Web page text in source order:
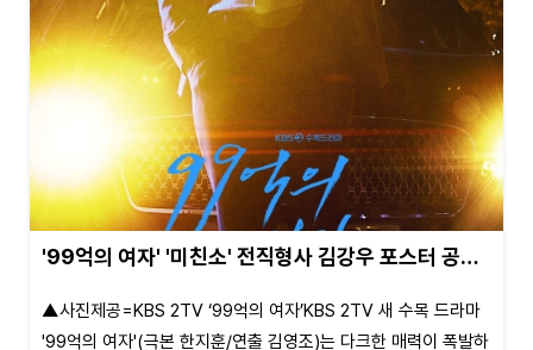
'99억의 여자' '미친소' 전직형사 김강우 포스터 공…
▲사진제공=KBS 2TV ‘99억의 여자’KBS 2TV 새 수목 드라마
'99억의 여자'(극본 한지훈/연출 김영조)는 다크한 매력이 폭발하